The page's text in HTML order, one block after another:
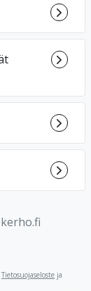
Tietosuojaseloste ja